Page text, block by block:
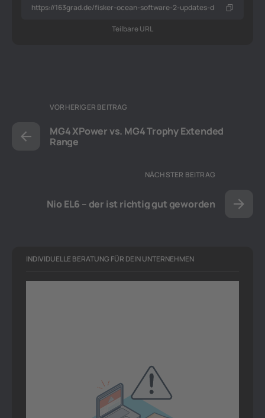
Teilbare URL
VORHERIGER BEITRAG
MG4 XPower vs. MG4 Trophy Extended
Range
NÄCHSTER BEITRAG
Nio EL6 – der ist richtig gut geworden
INDIVIDUELLE BERATUNG FÜR DEIN UNTERNEHMEN